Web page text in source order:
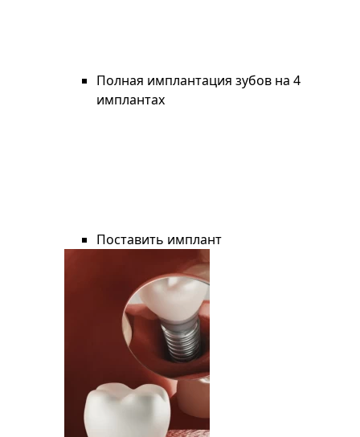
Полная имплантация зубов на 4
имплантах
Поставить имплант